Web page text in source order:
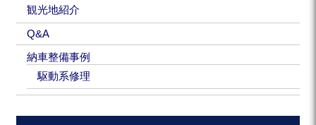
観光地紹介
Q&A
納車整備事例
駆動系修理